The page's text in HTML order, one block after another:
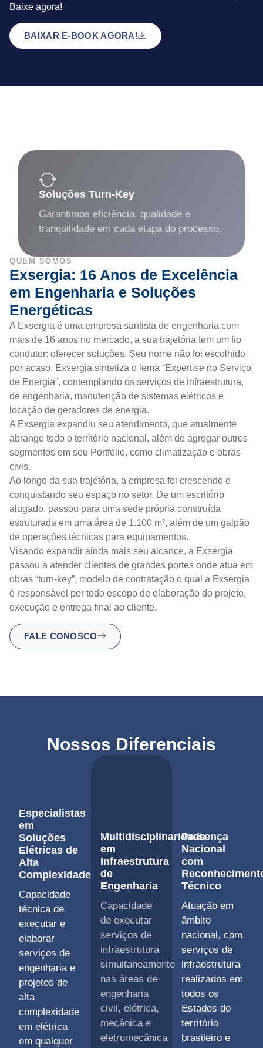
Baixe agora!
BAIXAR E-BOOK AGORA!
Soluções Turn-Key
Garantimos eficiência, qualidade e
tranquilidade em cada etapa do processo.
QUEM SOMOS
Exsergia: 16 Anos de Excelência
em Engenharia e Soluções
Energéticas
A Exsergia é uma empresa santista de engenharia com
mais de 16 anos no mercado, a sua trajetória tem um fio
condutor: oferecer soluções. Seu nome não foi escolhido
por acaso. Exsergia sintetiza o lema “Expertise no Serviço
de Energia”, contemplando os serviços de infraestrutura,
de engenharia, manutenção de sistemas elétricos e
locação de geradores de energia.
A Exsergia expandiu seu atendimento, que atualmente
abrange todo o território nacional, além de agregar outros
segmentos em seu Portfólio, como climatização e obras
civis.
Ao longo da sua trajetória, a empresa foi crescendo e
conquistando seu espaço no setor. De um escritório
alugado, passou para uma sede própria construída
estruturada em uma área de 1.100 m², além de um galpão
de operações técnicas para equipamentos.
Visando expandir ainda mais seu alcance, a Exsergia
passou a atender clientes de grandes portes onde atua em
obras “turn-key”, modelo de contratação o qual a Exsergia
é responsável por todo escopo de elaboração do projeto,
execução e entrega final ao cliente.
FALE CONOSCO
Nossos Diferenciais
Especialistas
em
Soluções
Elétricas de
Alta
Complexidade
Capacidade
técnica de
executar e
elaborar
serviços de
engenharia e
projetos de
alta
complexidade
em elétrica
em qualquer
Multidisciplinaridade
em
Infraestrutura
de
Engenharia
Capacidade
de executar
serviços de
infraestrutura
simultaneamente
nas áreas de
engenharia
civil, elétrica,
mecânica e
eletromecânica
Presença
Nacional
com
Técnico
Atuação em
âmbito
nacional, com
serviços de
infraestrutura
realizados em
todos os
Estados do
território
brasileiro e